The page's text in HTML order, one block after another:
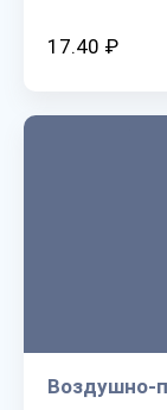
17.40 ₽
Воздушно-